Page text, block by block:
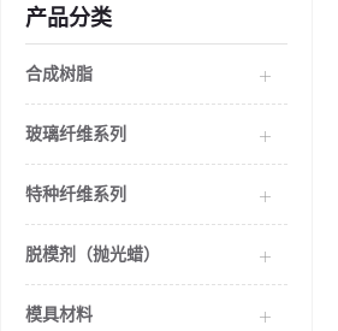
产品分类
合成树脂
玻璃纤维系列
特种纤维系列
脱模剂（抛光蜡）
模具材料